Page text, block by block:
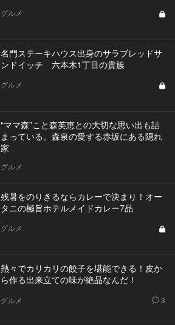
グルメ
名門ステーキハウス出身のサラブレッドサ
ンドイッチ 六本木1丁目の貴族
グルメ
“ママ森”こと森英恵との大切な思い出も詰
まっている。森泉の愛する赤坂にある隠れ
家
グルメ
残暑をのりきるならカレーで決まり！オー
タニの極旨ホテルメイドカレー7品
グルメ
熱々でカリカリの餃子を堪能できる！皮か
ら作る出来立ての味が絶品なんだ！
グルメ 3